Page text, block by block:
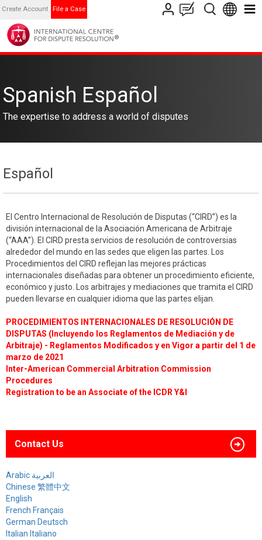
Create Account File a Case
Spanish Español
The expertise to address a world of disputes
Español
El Centro Internacional de Resolución de Disputas (“CIRD”) es la
división internacional de la Asociación Americana de Arbitraje
(“AAA”). El CIRD presta servicios de resolución de controversias
alrededor del mundo en las sedes que eligen las partes. Los
Procedimientos del CIRD reflejan las mejores prácticas
internacionales diseñadas para obtener un procedimiento eficiente,
económico y justo. Los arbitrajes y mediaciones que tramita el CIRD
pueden llevarse en cualquier idioma que las partes elijan.
PROCEDIMIENTOS INTERNACIONALES DE RESOLUCIÓN DE
DISPUTAS (Incluyendo los Reglamentos de Mediación y de
Arbitraje) - Reglamentos Modificados y en Vigor a partir del 1 de
marzo de 2021
Inter-American Commercial Arbitration Commission
Procedures
Registration to be an Associate of the ICDR Y&I
Contact Us
Arabic العربية
Chinese 繁體中文
English
French Français
German Deutsch
Italian Italiano